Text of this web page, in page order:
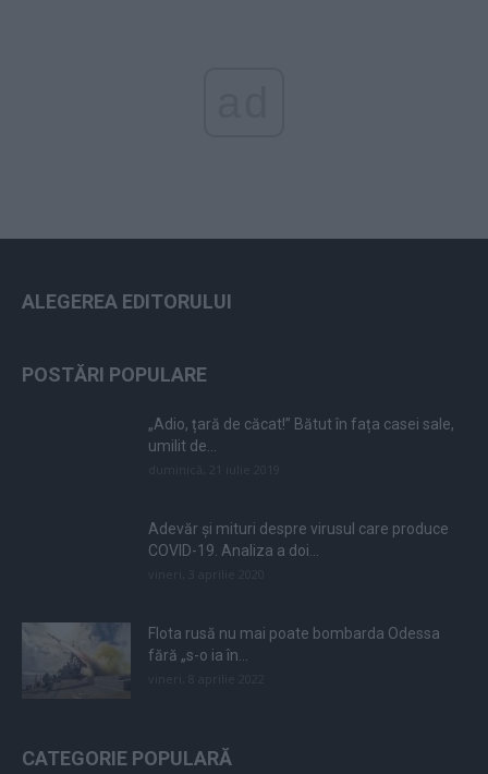
ALEGEREA EDITORULUI
POSTĂRI POPULARE
„Adio, țară de căcat!” Bătut în fața casei sale,
umilit de...
Adevăr și mituri despre virusul care produce
COVID-19. Analiza a doi...
Flota rusă nu mai poate bombarda Odessa
fără „s-o ia în...
CATEGORIE POPULARĂ